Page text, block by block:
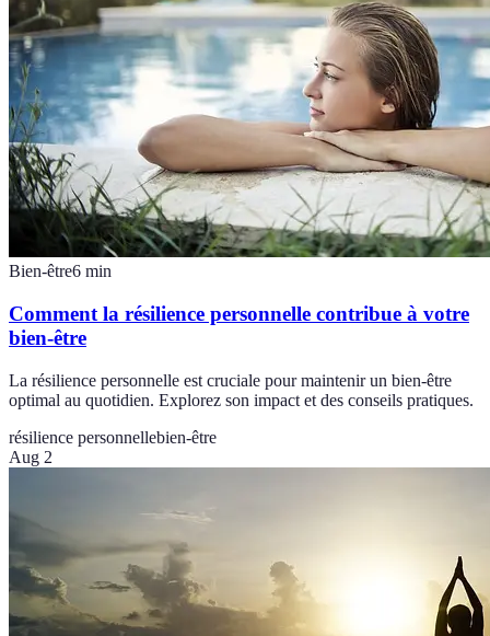
Bien-être6 min
Comment la résilience personnelle contribue à votre
bien-être
La résilience personnelle est cruciale pour maintenir un bien-être
optimal au quotidien. Explorez son impact et des conseils pratiques.
résilience personnellebien-être
Aug 2